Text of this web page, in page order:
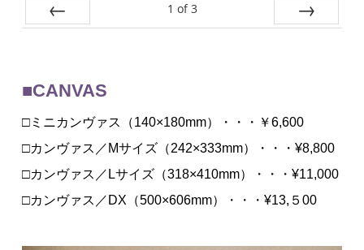
1 of 3
■CANVAS
□ミニカンヴァス（140×180mm）・・・￥6,600
□カンヴァス／Mサイズ（242×333mm）・・・¥8,800
□カンヴァス／Lサイズ（318×410mm）・・・¥11,000
□カンヴァス／DX（500×606mm）・・・¥13,５00